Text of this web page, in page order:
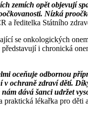
zemích opět objevují
Nízká
a ředitelka Státního
se onkologických
i chronická
oceňuje odbornou
ochraně zdraví dětí.
dává šanci udržet
lékařka pro děti